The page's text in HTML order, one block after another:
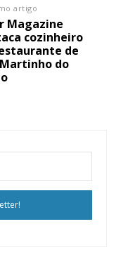
artigo
Magazine
cozinheiro
de
do